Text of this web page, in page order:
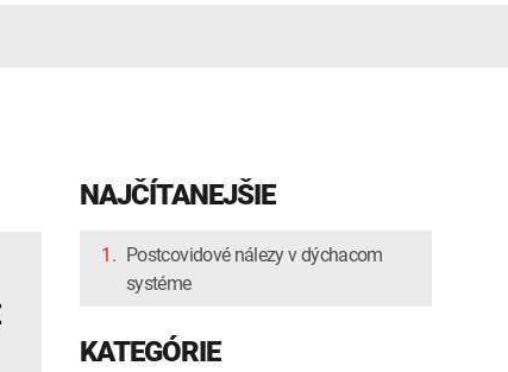
NAJČÍTANEJŠIE
1. Postcovidové nálezy v dýchacom
systéme
KATEGÓRIE